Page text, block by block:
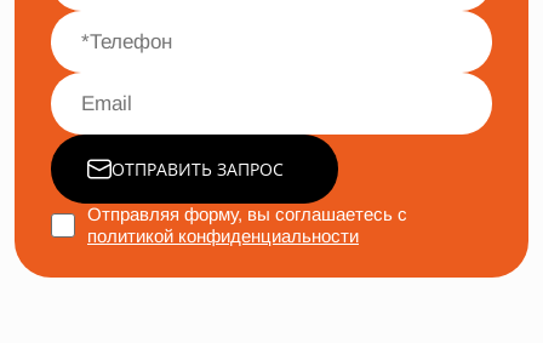
ОТПРАВИТЬ ЗАПРОС
Отправляя форму, вы соглашаетесь с
политикой конфиденциальности